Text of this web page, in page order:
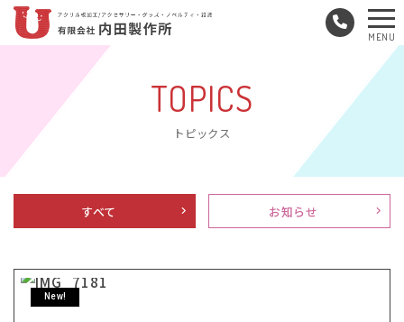
TOPICS
トピックス
すべて お知らせ
New!
メ
ュ
MENU